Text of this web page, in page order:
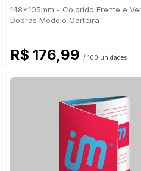
148x105mm - Colorido Frente e
Dobras Modelo Carteira
R$ 176,99 / 100 unidades